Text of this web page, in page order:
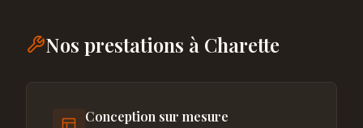
Nos prestations à Charette
Conception sur mesure